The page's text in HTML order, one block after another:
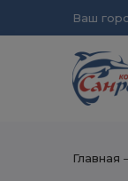
Ваш
Главная